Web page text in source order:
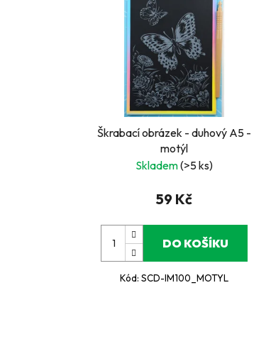
Škrabací obrázek - duhový A5 -
motýl
Skladem(>5 ks)
59 Kč
DO KOŠÍKU
Kód: SCD-IM100_MOTYL